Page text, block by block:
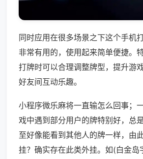
同时应用在很多场景之下这个手机
非常有用的，使用起来简单便捷。
打牌时可以合理调整牌型，提升游
好友间互动乐趣。
小程序微乐麻将一直输怎么回事；
戏中遇到部分用户的牌特别好，总
至好像能看到其他人的牌一样，由
挂？确实存在此类外挂。如(白金岛